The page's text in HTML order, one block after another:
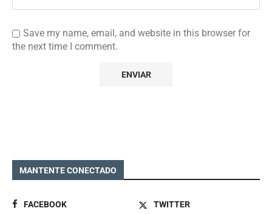
Save my name, email, and website in this browser for
the next time I comment.
MANTENTE CONECTADO
FACEBOOK
TWITTER